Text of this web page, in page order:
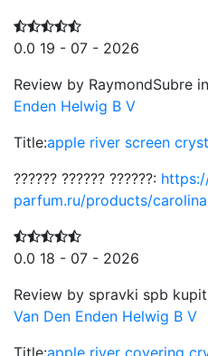
0.0 19 - 07 - 2026
Review by RaymondSubre in
Enden Helwig B V
Title:apple river screen
?????? ?????? ??????:
parfum.ru/products/
0.0 18 - 07 - 2026
Review by spravki spb
Van Den Enden Helwig B V
Title:apple river covering